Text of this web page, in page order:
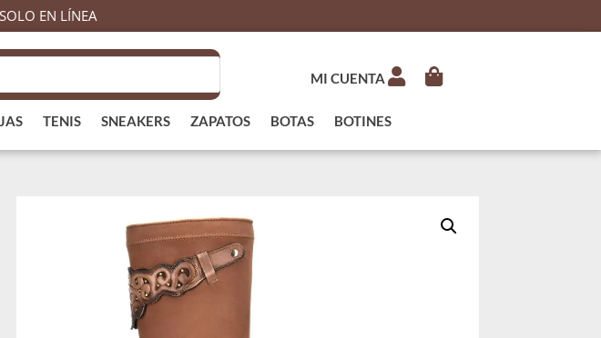
EN LÍNEA
MI CUENTA
TENIS SNEAKERS ZAPATOS BOTAS BOTINES